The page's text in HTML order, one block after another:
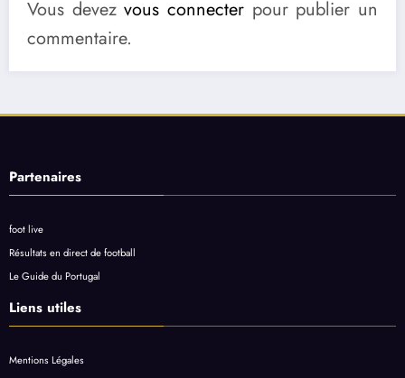
Vous devezvous connecter pour publier un
commentaire.
Partenaires
foot live
Résultats en direct de football
Le Guide du Portugal
Liens utiles
Mentions Légales